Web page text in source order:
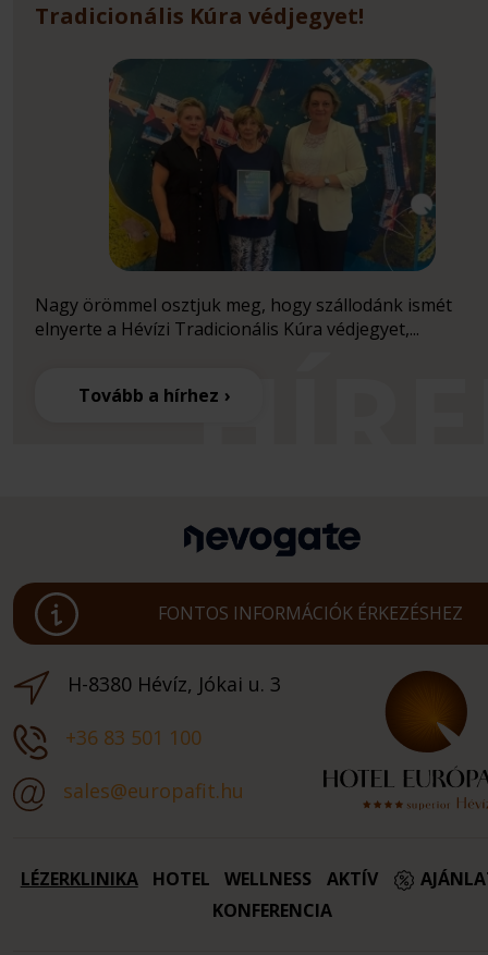
Tradicionális Kúra védjegyet!
Nagy örömmel osztjuk meg, hogy szállodánk ismét
elnyerte a Hévízi Tradicionális Kúra védjegyet,...
Tovább a hírhez
FONTOS INFORMÁCIÓK ÉRKEZÉSHEZ
H-8380 Hévíz, Jókai u. 3
+36 83 501 100
sales@europafit.hu
LÉZERKLINIKA HOTEL WELLNESS AKTÍV
KONFERENCIA